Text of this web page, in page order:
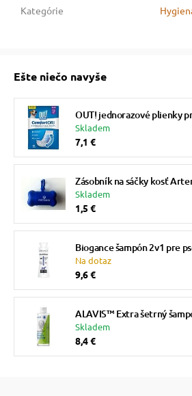
Kategórie
Ešte niečo navyše
OUT! jednorazové plienky
Skladem
7,1 €
Zásobník na sáčky kosť
Skladem
1,5 €
Biogance šampón 2v1 pre
Na dotaz
9,6 €
ALAVIS™ Extra šetrný
Skladem
8,4 €